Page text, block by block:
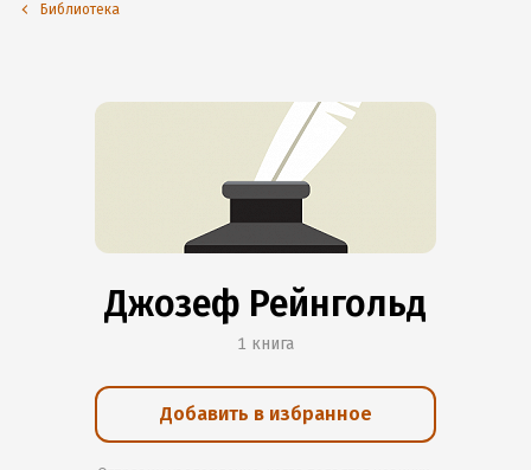
Библиотека
Джозеф Рейнгольд
1 книга
Добавить в избранное